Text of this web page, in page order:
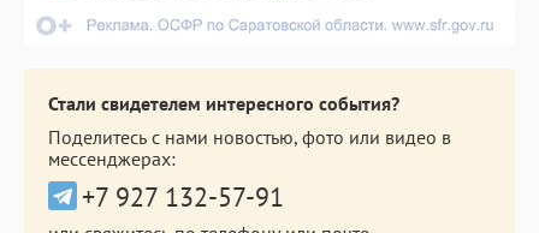
Стали свидетелем интересного события?
Поделитесь с нами новостью, фото или видео в
мессенджерах:
+7 927 132-57-91